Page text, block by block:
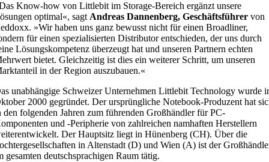
Know-how von Littlebit im Storage-Bereich ergänzt unsere
optimal«, sagtAndreas Dannenberg, Geschäftsführer von
»Wir haben uns ganz bewusst nicht für einen Broadliner,
für einen spezialisierten Distributor entschieden, der uns durch
Lösungskompetenz überzeugt hat und unseren Partnern echten
bietet. Gleichzeitig ist dies ein weiterer Schritt, um unseren
in der Region auszubauen.«
unabhängige Schweizer Unternehmen Littlebit Technology wurde
2000 gegründet. Der ursprüngliche Notebook-Produzent hat
den folgenden Jahren zum führenden Großhändler für PC-
und -Peripherie von zahlreichen namhaften Herstellern
Der Hauptsitz liegt in Hünenberg (CH). Über die
in Altenstadt (D) und Wien (A) ist der
gesamten deutschsprachigen Raum tätig.